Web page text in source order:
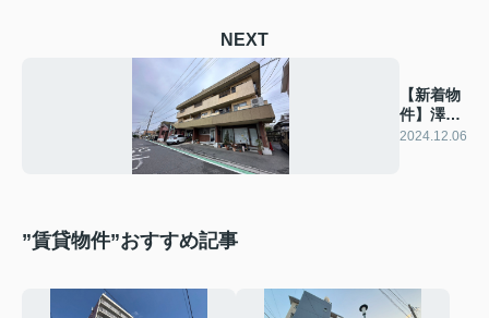
NEXT
【新着物
件】澤野
ヒル
2024.12.06
”賃貸物件”おすすめ記事